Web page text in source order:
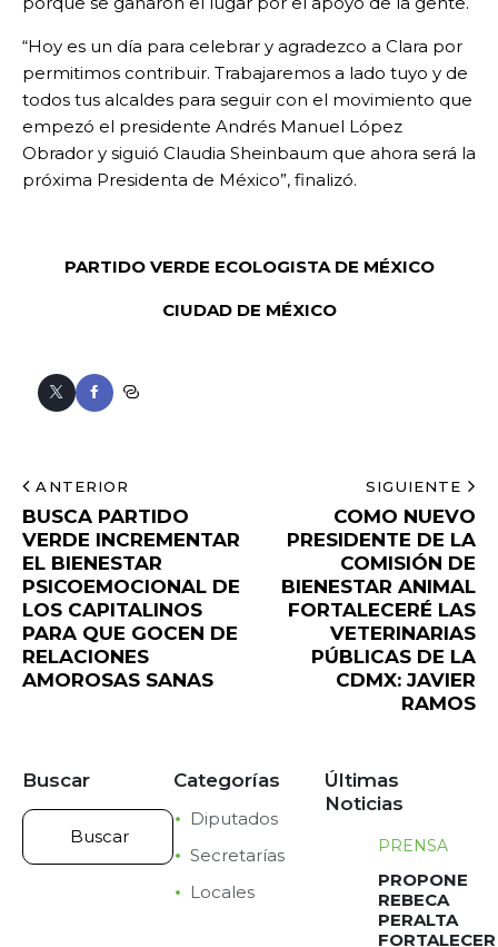
“Hoy es un día para celebrar y agradezco a Clara por
permitimos contribuir. Trabajaremos a lado tuyo y de
todos tus alcaldes para seguir con el movimiento que
empezó el presidente Andrés Manuel López
Obrador y siguió Claudia Sheinbaum que ahora será la
próxima Presidenta de México”, finalizó.
PARTIDO VERDE ECOLOGISTA DE MÉXICO
CIUDAD DE MÉXICO
ANTERIOR
BUSCA PARTIDO
VERDE INCREMENTAR
EL BIENESTAR
PSICOEMOCIONAL DE
LOS CAPITALINOS
PARA QUE GOCEN DE
RELACIONES
AMOROSAS SANAS
SIGUIENTE
COMO NUEVO
PRESIDENTE DE LA
COMISIÓN DE
BIENESTAR ANIMAL
FORTALECERÉ LAS
VETERINARIAS
PÚBLICAS DE LA
CDMX: JAVIER
RAMOS
Buscar Categorías
Diputados
Secretarías
Locales
Últimas
Noticias
PRENSA
PROPONE
REBECA
PERALTA
FORTALECER